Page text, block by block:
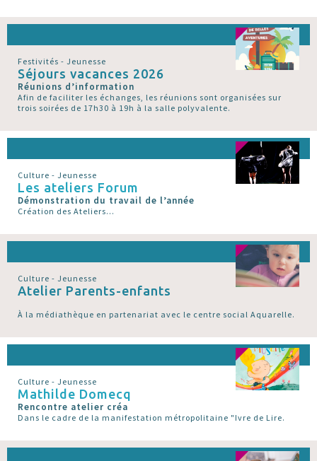
Festivités - Jeunesse
Séjours vacances 2026
Réunions d’information
Afin de faciliter les échanges, les réunions sont organisées sur
trois soirées de 17h30 à 19h à la salle polyvalente.
Culture - Jeunesse
Les ateliers Forum
Démonstration du travail de l’année
Création des Ateliers...
Culture - Jeunesse
Atelier Parents-enfants
À la médiathèque en partenariat avec le centre social Aquarelle.
Culture - Jeunesse
Mathilde Domecq
Rencontre atelier créa
Dans le cadre de la manifestation métropolitaine "Ivre de Lire.